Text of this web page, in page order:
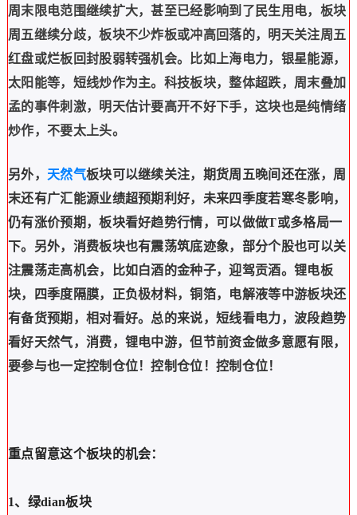
周末限电范围继续扩大，甚至已经影响到了民生用电，板块
周五继续分歧，板块不少炸板或冲高回落的，明天关注周五
红盘或烂板回封股弱转强机会。比如上海电力，银星能源，
太阳能等，短线炒作为主。 科技板块，整体超跌，周末叠加
孟的事件刺激，明天估计要高开不好下手，这块也是纯情绪
炒作，不要太上头。
另外， 天然气板块可以继续关注，期货周五晚间还在涨，周
末还有广汇能源业绩超预期利好，未来四季度若寒冬影响，
仍有涨价预期，板块看好趋势行情，可以做做T或多格局一
下。 另外，消费板块也有震荡筑底迹象，部分个股也可以关
注震荡走高机会，比如白酒的金种子，迎驾贡酒。锂电板
块，四季度隔膜，正负极材料，铜箔，电解液等中游板块还
有备货预期，相对看好。总的来说，短线看电力，波段趋势
看好天然气，消费，锂电中游，但节前资金做多意愿有限，
要参与也一定控制仓位！控制仓位！控制仓位！
重点留意这个板块的机会：
1、绿dian板块